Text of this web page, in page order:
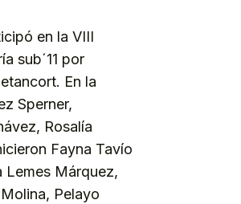
en la VIII
sub´11 por
En la
Sperner,
Rosalía
Fayna Tavío
Lemes Márquez,
Pelayo